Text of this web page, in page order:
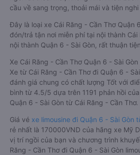
cầu về sang trọng, thoải mái và tiện
Đây là loại xe Cái Răng - Cần Thơ Quận
đón/trả tận nơi miễn phí tại nội thành Cái
nội thành Quận 6 - Sài Gòn, rất thuận
Xe Cái Răng - Cần Thơ Quận 6 - Sài
Xe từ Cái Răng - Cần Thơ đi Quận 6 -
đánh giá chung có chất lượng Tốt với
bình từ 4.5/5 dựa trên 1191 phản hồi
Quận 6 - Sài Gòn từ Cái Răng - Cần Thơ.
Giá vé xe limousine đi Quận 6 - Sài Gòn
rẻ nhất là 170000VND của hãng xe Mỹ
vị trí ngồi của bạn và chương trình
Răng - Cần Thơ đi Quận 6 - Sài Gòn